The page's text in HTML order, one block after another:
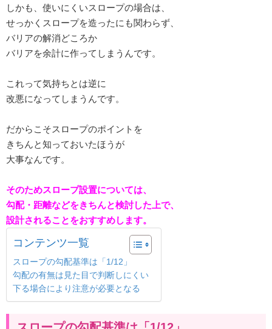
しかも、使いにくいスロープの場合は、
せっかくスロープを造ったにも関わらず、
バリアの解消どころか
バリアを余計に作ってしまうんです。
これって気持ちとは逆に
改悪になってしまうんです。
だからこそスロープのポイントを
きちんと知っておいたほうが
大事なんです。
そのためスロープ設置については、
勾配・距離などをきちんと検討した上で、
設計されることをおすすめします。
コンテンツ一覧
スロープの勾配基準は「1/12」
勾配の有無は見た目で判断しにくい
下る場合により注意が必要となる